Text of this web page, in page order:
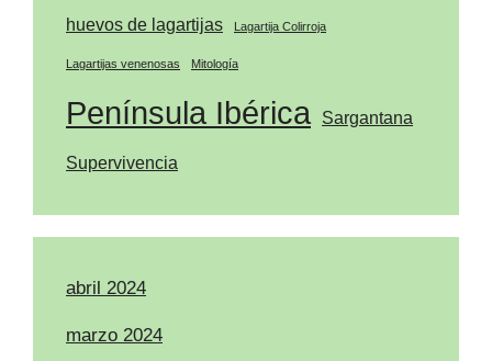
huevos de lagartijas Lagartija Colirroja
Lagartijas venenosas Mitología
Península Ibérica Sargantana
Supervivencia
abril 2024
marzo 2024